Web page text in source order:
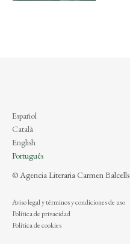
Español
Català
English
Português
© Agencia Literaria Carmen Balcells
Aviso legal y términos y condiciones de uso
Política de privacidad
Política de cookies